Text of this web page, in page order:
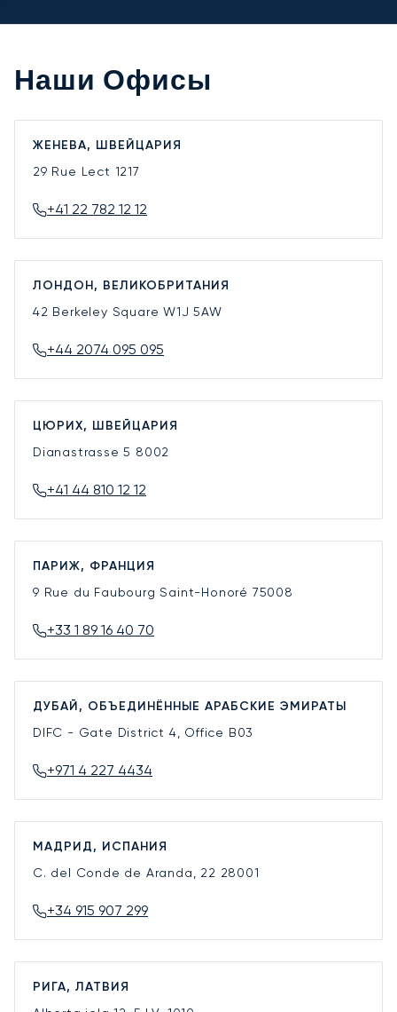
Наши Офисы
ЖЕНЕВА, ШВЕЙЦАРИЯ
29 Rue Lect 1217
+41 22 782 12 12
ЛОНДОН, ВЕЛИКОБРИТАНИЯ
42 Berkeley SquareW1J 5AW
+44 2074 095 095
ЦЮРИХ, ШВЕЙЦАРИЯ
Dianastrasse 5 8002
+41 44 810 12 12
ПАРИЖ, ФРАНЦИЯ
9 Rue du Faubourg Saint-Honoré 75008
+33 1 89 16 40 70
ДУБАЙ, ОБЪЕДИНЁННЫЕ АРАБСКИЕ ЭМИРАТЫ
DIFC - Gate District 4, Office B03
+971 4 227 4434
МАДРИД, ИСПАНИЯ
C. del Conde de Aranda, 22 28001
+34 915 907 299
РИГА, ЛАТВИЯ